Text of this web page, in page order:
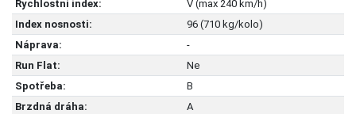
Rychlostní index:
V (max 240 km/h)
Index nosnosti:
96 (710 kg/kolo)
Náprava:
-
Run Flat:
Ne
Spotřeba:
B
Brzdná dráha:
A